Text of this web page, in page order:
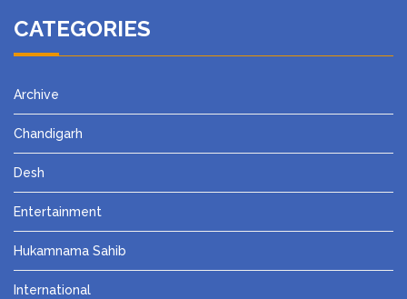
CATEGORIES
Archive
Chandigarh
Desh
Entertainment
Hukamnama Sahib
International